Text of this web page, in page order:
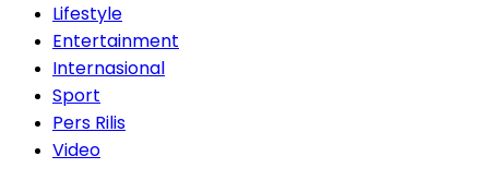
Lifestyle
Entertainment
Internasional
Sport
Pers Rilis
Video